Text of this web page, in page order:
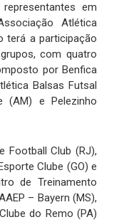
em
Atlética
terá a participação
com quatro
por Benfica
Balsas Futsal
(AM) e Pelezinho
Football Club (RJ),
Clube (GO) e
de Treinamento
– Bayern (MS),
do Remo (PA)